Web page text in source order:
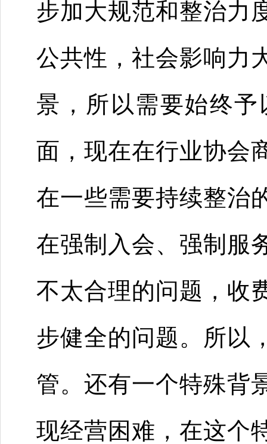
步加大规范和整治力
公共性，社会影响力
景，所以需要始终
面，现在在行业协会
在一些需要持续整治
在强制入会、强制服
不太合理的问题，收
步健全的问题。所以
管。还有一个特殊背
现经营困难，在这个